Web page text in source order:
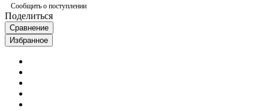
Сообщить о поступлении
Поделиться
Сравнение
Избранное